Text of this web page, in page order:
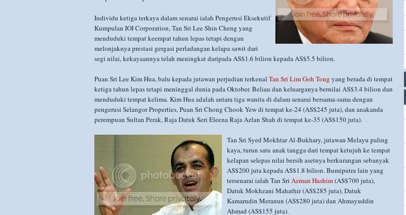
Individu ketiga terkaya dalam senarai ialah Pengerusi Eksekutif
Kumpulan IOI Corporation, Tan Sri Lee Shin Cheng yang
menduduki tempat keempat tahun lepas tetapi dengan
melonjaknya prestasi gergasi perladangan kelapa sawit dari
segi nilai, kekayaannya telah meningkat daripada AS$1.6 bilion kepada AS$5.5 bilion.
Puan Sri Lee Kim Hua, balu kepada jutawan perjudian terkenal Tan Sri Lim Goh Tong yang berada di tempat
ketiga tahun lepas tetapi meninggal dunia pada Oktober. Beliau dan keluarganya bernilai AS$3.4 bilion dan
menduduki tempat kelima. Kim Hua adalah antara tiga wanita di dalam senarai bersama-sama dengan
pengerusi Selangor Properties, Puan Sri Chong Chook Yew di tempat ke-24 (AS$245 juta), dan anakanda
perempuan Sultan Perak, Raja Datuk Seri Eleena Raja Azlan Shah di tempat ke-35 (AS$150 juta).
Tan Sri Syed Mokhtar Al-Bukhary, jutawan Melayu paling
kaya, turun satu anak tangga dari tempat ketujuh ke tempat
kelapan selepas nilai bersih asetnya berkurangan sebanyak
AS$200 juta kepada AS$1.8 bilion. Bumiputra lain yang
tersenarai ialah Tan Sri Azman Hashim(AS$700 juta),
Datuk Mokhzani Mahathir (AS$285 juta), Datuk
Kamarudin Meranun (AS$280 juta) dan Ahmayuddin
Ahmad (AS$155 juta).